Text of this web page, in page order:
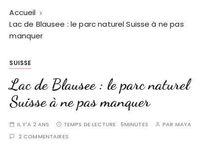
Accueil
Lac de Blausee : le parc naturel Suisse à ne pas
manquer
SUISSE
Lac de Blausee : le parc naturel
Suisse à ne pas manquer
IL Y'A 2 ANS TEMPS DE LECTURE : 5MINUTES PAR MAYA
2 COMMENTAIRES